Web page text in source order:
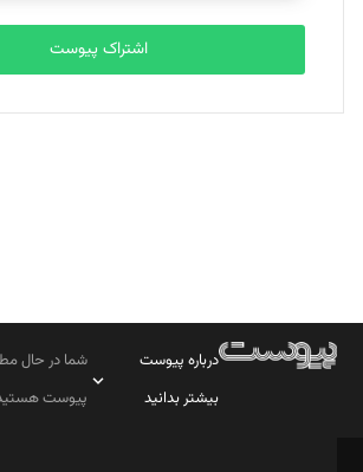
بابک نقاش
تحریریه
اشتراک پیوست
درباره پیوست
بیشتر بدانید
شما در حال
پیوست